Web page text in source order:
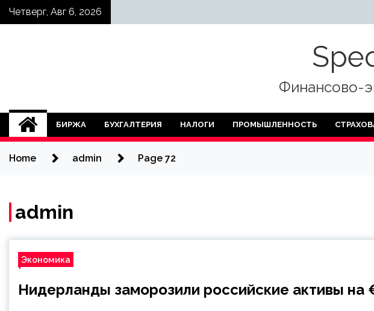
SkipЧетверг, Авг 6, 2026
Финансово-
БИРЖА БУХГАЛТЕРИЯ НАЛОГИ ПРОМЫШЛЕННОСТЬ
Home admin Page 72
admin
Экономика
Нидерланды заморозили российские активы на